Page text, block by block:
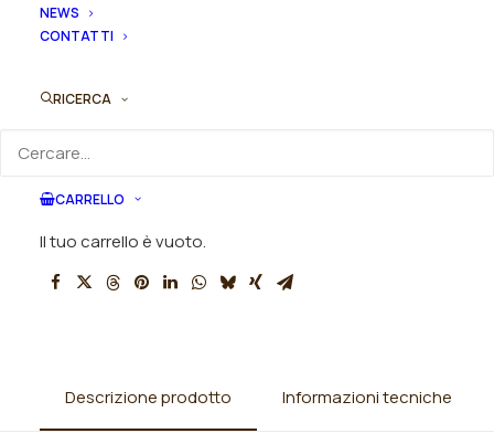
NEWS
CONTATTI
RICERCA
CARRELLO
Il tuo carrello è vuoto.
Descrizione prodotto Informazioni tecniche